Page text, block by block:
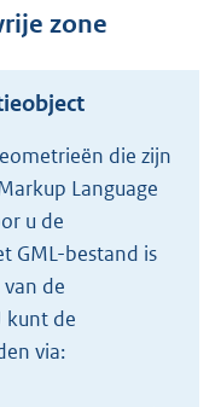
n
d
s
r
o
t
t
e
3
9
9
zone
die zijn
Language
u de
GML-bestand is
de
kunt de
via: